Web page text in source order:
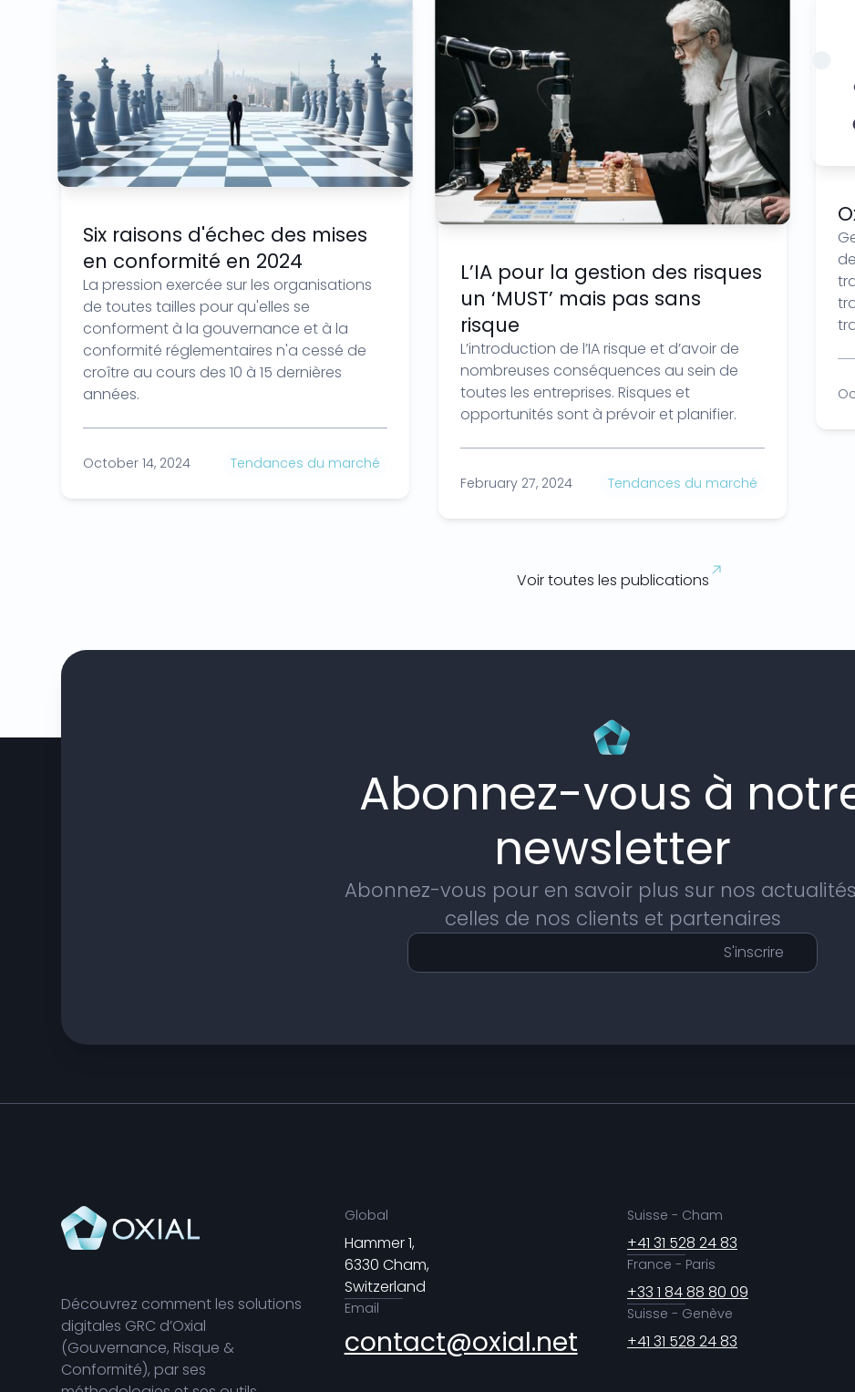
Six raisons d'échec des mises
en conformité en 2024
La pression exercée sur les organisations
de toutes tailles pour qu'elles se
conforment à la gouvernance et à la
conformité réglementaires n'a cessé de
croître au cours des 10 à 15 dernières
années.
October 14, 2024 Tendances du marché
L’IA pour la gestion des risques
un ‘MUST’ mais pas sans
risque
L’introduction de l’IA risque et d’avoir de
nombreuses conséquences au sein de
toutes les entreprises. Risques et
opportunités sont à prévoir et planifier.
February 27, 2024 Tendances du marché
Voir toutes les publications
Abonnez-vous à
newsletter
Abonnez-vous pour en savoir plus sur nos
celles de nos clients et partenaires
Découvrez comment les solutions
digitales GRC d’Oxial
(Gouvernance, Risque &
Conformité), par ses
Global
Hammer 1,
6330 Cham,
Switzerland
Email
contact@oxial.net
Suisse - Cham
+41 31 528 24 83
France - Paris
+33 1 84 88 80 09
Suisse - Genève
+41 31 528 24 83